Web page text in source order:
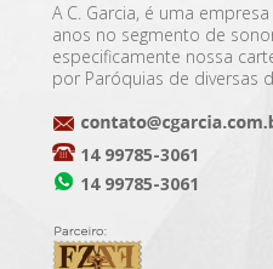
A C. Garcia, é uma
anos no segmento de
especificamente nossa
por Paróquias de diversas
14 99785-3061
14 99785-3061